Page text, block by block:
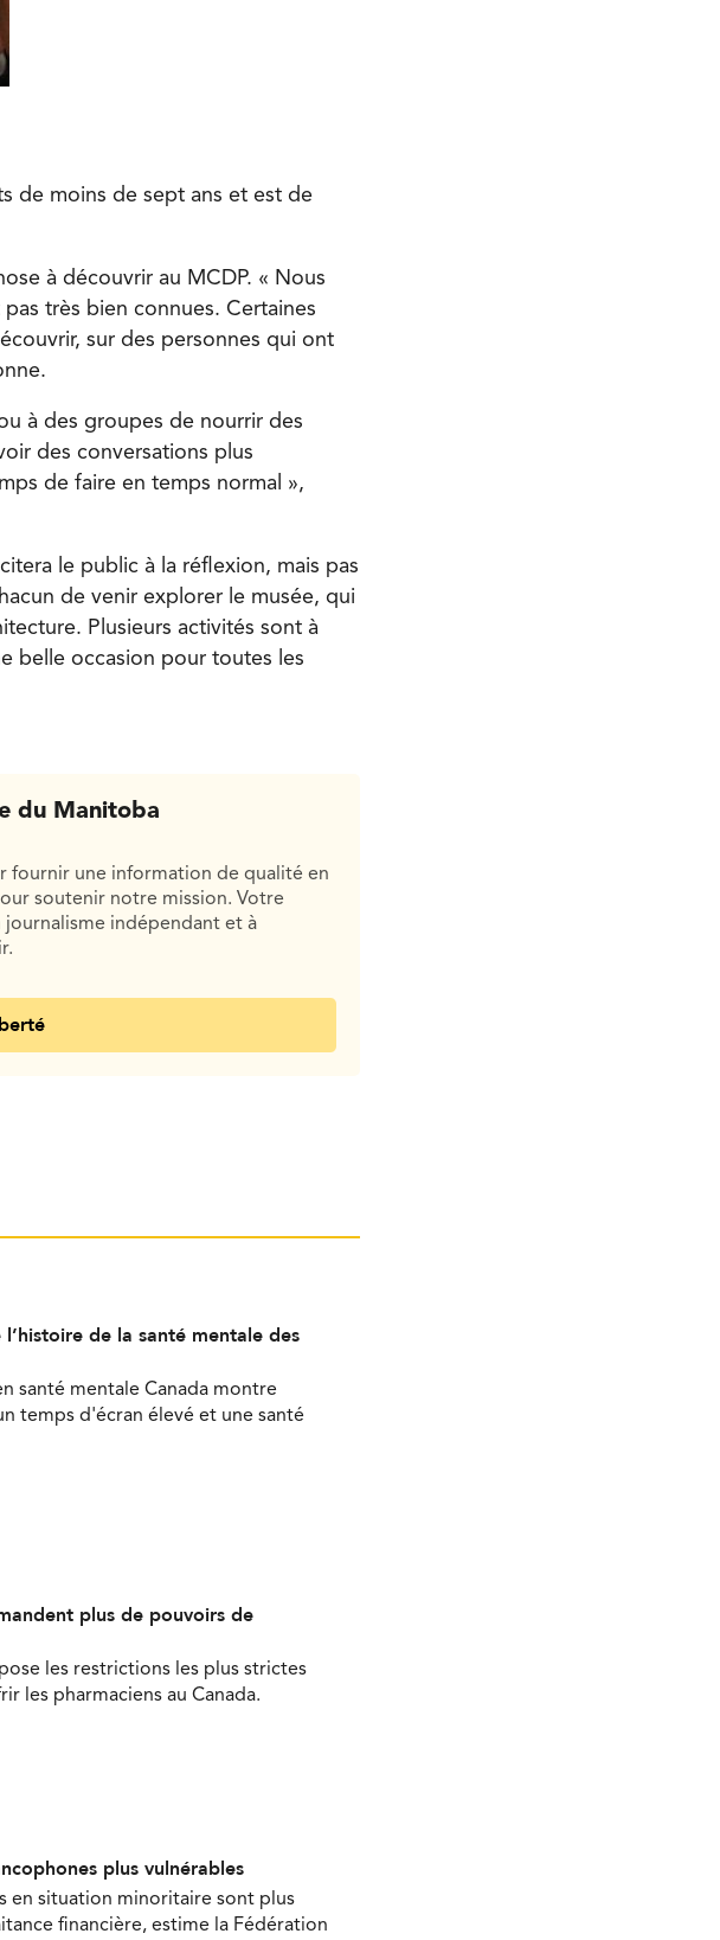
de moins de sept ans et est de
à découvrir au MCDP. « Nous
très bien connues. Certaines
sur des personnes qui ont
à des groupes de nourrir des
des conversations plus
de faire en temps normal »,
le public à la réflexion, mais pas
de venir explorer le musée, qui
Plusieurs activités sont à
belle occasion pour toutes les
du Manitoba
fournir une information de qualité en
soutenir notre mission. Votre
indépendant et à
de la santé mentale des
santé mentale Canada montre
temps d'écran élevé et une santé
plus de pouvoirs de
les restrictions les plus strictes
les pharmaciens au Canada.
plus vulnérables
en situation minoritaire sont plus
financière, estime la Fédération